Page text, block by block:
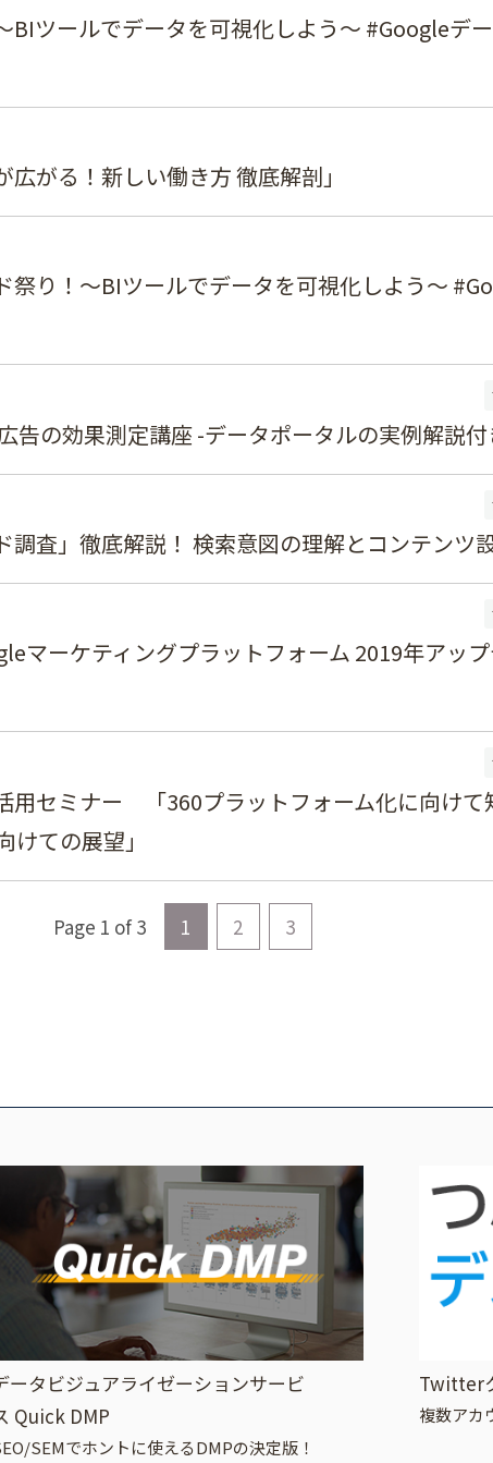
BIツールでデータを可視化しよう～ #Googleデ
がる！新しい働き方 徹底解剖」
祭り！～BIツールでデータを可視化しよう～
告の効果測定講座 -データポータルの実例解説付
調査」徹底解説！ 検索意図の理解とコンテンツ
マーケティングプラットフォーム 2019年アッ
セミナー 「360プラットフォーム化に向けて
ての展望」
Page 1 of 3 1 2 3
ータビジュアライゼーションサービ
Quick DMP
SEMでホントに使えるDMPの決定版！
Twitter
複数アカ